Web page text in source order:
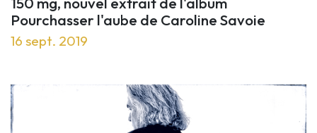
Pourchasser l'aube de Caroline Savoie
16 sept. 2019